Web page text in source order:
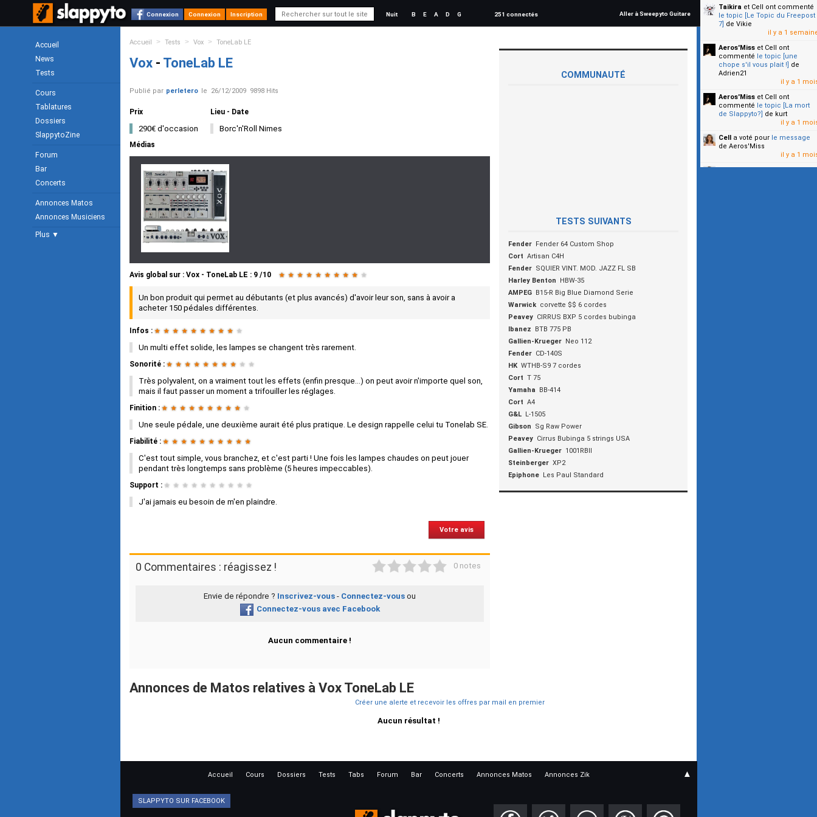
Connexion Connexion Inscription Nuit B E A D G 251 connectés Aller à Sweepyto Guitare
Accueil
News
Tests
Cours
Tablatures
Dossiers
SlappytoZine
Forum
Bar
Concerts
Annonces Matos
Annonces Musiciens
Plus ▼
Accueil > Tests > Vox > ToneLab LE
Vox - ToneLab LE
Publié par perletero le 26/12/2009 9898 Hits
Prix
290€ d'occasion
Lieu - Date
Borc'n'Roll Nimes
Médias
Avis global sur : Vox - ToneLab LE : 9 /10 ★ ★ ★ ★ ★ ★ ★ ★ ★ ★
Un bon produit qui permet au débutants (et plus avancés) d'avoir leur son, sans à avoir a
acheter 150 pédales différentes.
Infos : ★ ★ ★ ★ ★ ★ ★ ★ ★ ★
Un multi effet solide, les lampes se changent très rarement.
Sonorité : ★ ★ ★ ★ ★ ★ ★ ★ ★ ★
Très polyvalent, on a vraiment tout les effets (enfin presque...) on peut avoir n'importe quel son,
mais il faut passer un moment a trifouiller les réglages.
Finition : ★ ★ ★ ★ ★ ★ ★ ★ ★ ★
Une seule pédale, une deuxième aurait été plus pratique. Le design rappelle celui tu Tonelab SE.
Fiabilité : ★ ★ ★ ★ ★ ★ ★ ★ ★ ★
C'est tout simple, vous branchez, et c'est parti ! Une fois les lampes chaudes on peut jouer
pendant très longtemps sans problème (5 heures impeccables).
Support : ★ ★ ★ ★ ★ ★ ★ ★ ★ ★
J'ai jamais eu besoin de m'en plaindre.
Votre avis
0 Commentaires : réagissez ! 0 notes
Envie de répondre ? Inscrivez-vous - Connectez-vous ou
Connectez-vous avec Facebook
Aucun commentaire !
COMMUNAUTÉ
TESTS SUIVANTS
Fender Fender 64 Custom Shop
Cort Artisan C4H
Fender SQUIER VINT. MOD. JAZZ FL SB
Harley Benton
HBW-35
AMPEG B15-R Big Blue Diamond Serie
Warwick corvette $$ 6 cordes
Peavey CIRRUS BXP 5 cordes bubinga
Ibanez
BTB 775 PB
Gallien-Krueger Neo 112
Fender CD-140S
HK WTHB-S9 7 cordes
Cort T 75
Yamaha
BB-414
Cort A4
G&L L-1505
Gibson
Sg Raw Power
Peavey Cirrus Bubinga 5 strings USA
Gallien-Krueger 1001RBII
Steinberger XP2
Epiphone Les Paul Standard
Annonces de Matos relatives à Vox ToneLab LE
Créer une alerte et recevoir les offres par mail en premier
Aucun résultat !
Taikira et Cell ont commenté
le topic [Le Topic du Freepost
7] de Vikie
il y a 1
Aeros'Miss et Cell ont
commenté le topic [une
chope s'il vous plait !] de
Adrien21
il y a 1
Aeros'Miss et Cell ont
commenté le topic [La mort
de Slappyto?] de kurt
il y a 1
Cell a voté pour le message
de Aeros'Miss
il y a 1
Cella voté pourle message
Accueil Cours Dossiers Tests Tabs Forum Bar Concerts Annonces Matos Annonces Zik ▲
SLAPPYTO SUR FACEBOOK